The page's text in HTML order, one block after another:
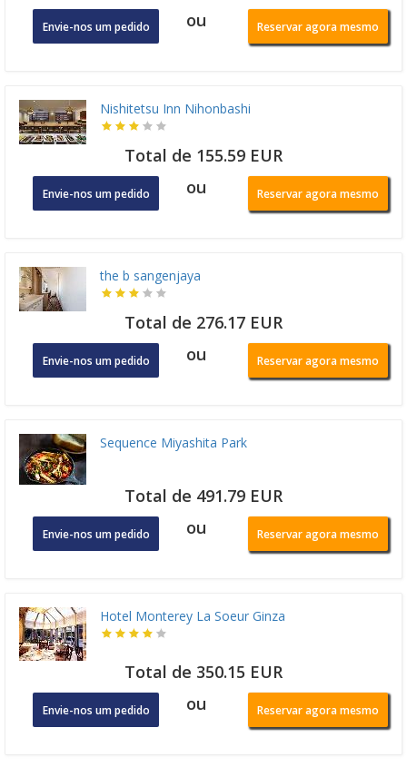
Envie-nos um pedido ou Reservar agora mesmo
Nishitetsu Inn Nihonbashi
Total de 155.59 EUR
Envie-nos um pedido ou Reservar agora mesmo
the b sangenjaya
Total de 276.17 EUR
Envie-nos um pedido ou Reservar agora mesmo
Sequence Miyashita Park
Total de 491.79 EUR
Envie-nos um pedido ou Reservar agora mesmo
Hotel Monterey La Soeur Ginza
Total de 350.15 EUR
Envie-nos um pedido ou Reservar agora mesmo